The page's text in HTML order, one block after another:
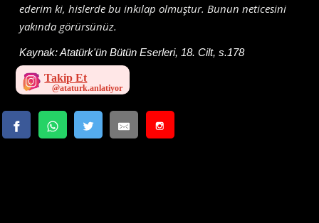
ederim ki, hislerde bu inkılap olmuştur. Bunun neticesini
yakında görürsünüz.
Kaynak:Atatürk'ün Bütün Eserleri, 18. Cilt, s.178
Takip Et